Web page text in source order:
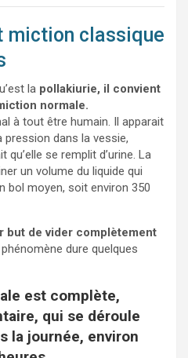
miction classique
la pollakiurie, il convient
normale.
à tout être humain. Il apparait
pression dans la vessie,
se remplit d’urine. La
un volume du liquide qui
bol moyen, soit environ 350
but de vider complètement
dure quelques
est complète,
qui se déroule
la journée, environ